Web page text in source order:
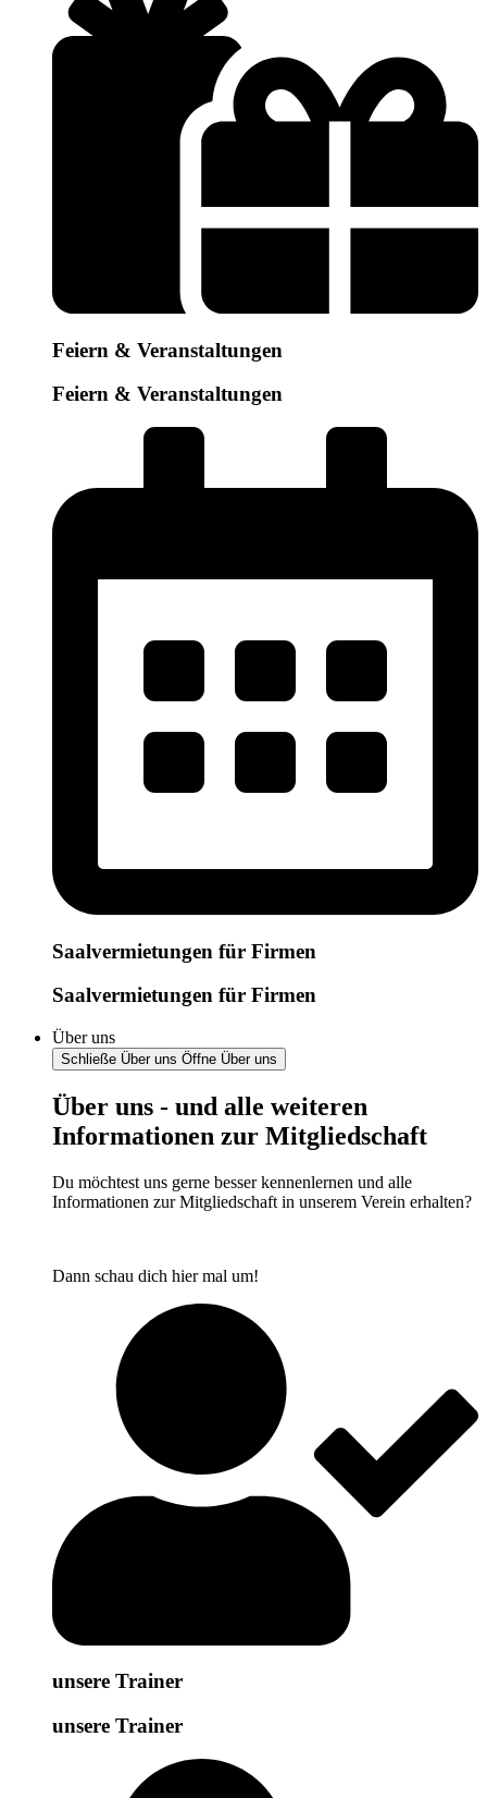
Feiern & Veranstaltungen
Feiern & Veranstaltungen
Saalvermietungen für Firmen
Saalvermietungen für Firmen
Über uns
Schließe Über uns Öffne Über uns
Über uns - und alle weiteren
Informationen zur Mitgliedschaft
Du möchtest uns gerne besser kennenlernen und alle
Informationen zur Mitgliedschaft in unserem Verein erhalten?
Dann schau dich hier mal um!
unsere Trainer
unsere Trainer